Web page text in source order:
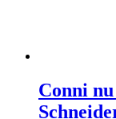
Conni